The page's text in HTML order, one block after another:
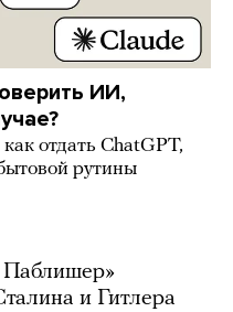
ИИ,
отдать ChatGPT,
рутины
Паблишер»
и Гитлера